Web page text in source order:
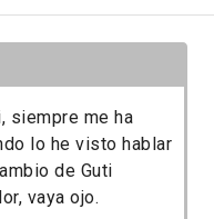
siempre me ha
lo he visto hablar
de Guti
vaya ojo.